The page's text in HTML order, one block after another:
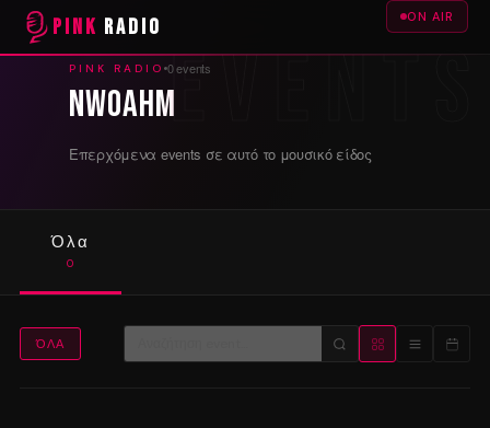
PINK RADIO ON AIR
PINK RADIO 0 events
NWOAHM
Επερχόμενα events σε αυτό το μουσικό είδος
Όλα
0
ΌΛΑ